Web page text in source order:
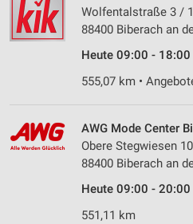
Wolfentalstraße 3 / 1
88400 Biberach an
Heute 09:00 - 18:00
555,07 km •
AWG Mode Center
Obere Stegwiesen 10
88400 Biberach an
Heute 09:00 - 20:00
551,11 km